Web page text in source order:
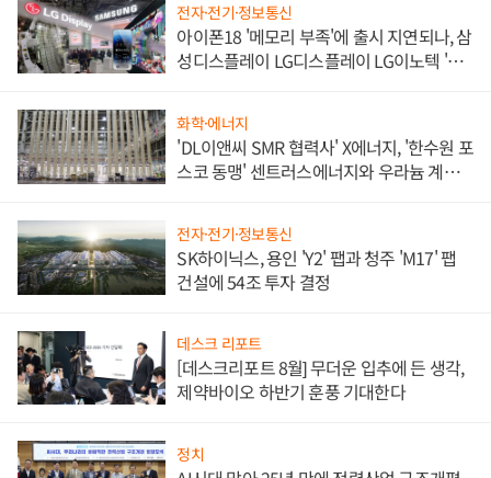
전자·전기·정보통신
아이폰18 '메모리 부족'에 출시 지연되나, 삼
성디스플레이 LG디스플레이 LG이노텍 '탈
화학·에너지
'DL이앤씨 SMR 협력사' X에너지, '한수원 포
스코 동맹' 센트러스에너지와 우라늄 계약
전자·전기·정보통신
SK하이닉스, 용인 'Y2' 팹과 청주 'M17' 팹
건설에 54조 투자 결정
데스크 리포트
[데스크리포트 8월] 무더운 입추에 든 생각,
제약바이오 하반기 훈풍 기대한다
정치